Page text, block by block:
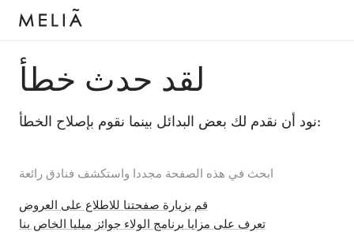
لقد حدث خطأ
نود أن نقدم لك بعض البدائل بينما نقوم بإصلاح الخطأ:
ابحث في هذه الصفحة مجددا واستكشف فنادق رائعة
قم بزيارة صفحتنا للاطلاع على العروض
تعرف على مزايا برنامج الولاء جوائز ميليا الخاص بنا